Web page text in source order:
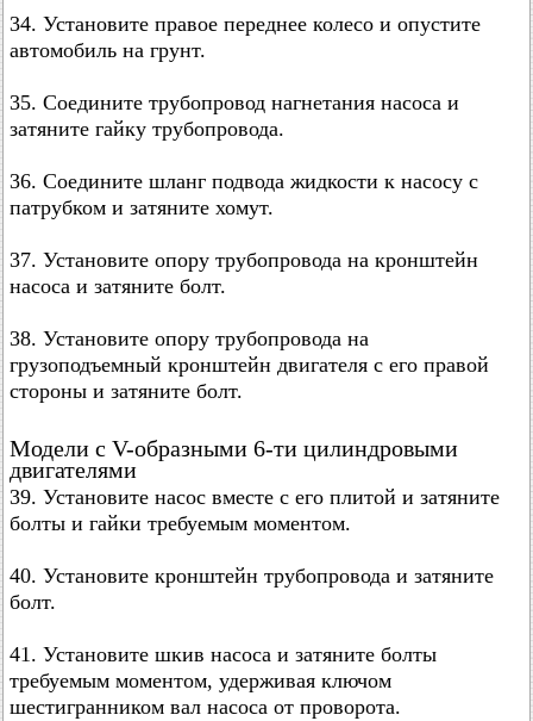
34. Установите правое переднее колесо и опустите
автомобиль на грунт.
35. Соедините трубопровод нагнетания насоса и
затяните гайку трубопровода.
36. Соедините шланг подвода жидкости к насосу с
патрубком и затяните хомут.
37. Установите опору трубопровода на кронштейн
насоса и затяните болт.
38. Установите опору трубопровода на
грузоподъемный кронштейн двигателя с его правой
стороны и затяните болт.
Модели с V-образными 6-ти цилиндровыми
двигателями
39. Установите насос вместе с его плитой и затяните
болты и гайки требуемым моментом.
40. Установите кронштейн трубопровода и затяните
болт.
41. Установите шкив насоса и затяните болты
требуемым моментом, удерживая ключом
шестигранником вал насоса от проворота.